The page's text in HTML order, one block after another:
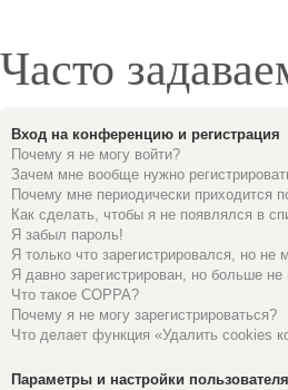
Часто
Вход на конференцию и регистрация
Почему я не могу войти?
Зачем мне вообще нужно
Почему мне периодически приходится
Как сделать, чтобы я не появлялся в
Я забыл пароль!
Я только что зарегистрировался, но не
Я давно зарегистрирован, но больше не
Что такое COPPA?
Почему я не могу зарегистрироваться?
Что делает функция «Удалить cookies
Параметры и настройки пользователя